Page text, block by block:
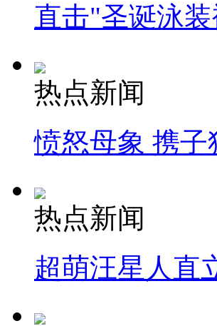
直击"圣诞泳
热点新闻
愤怒母象 携子
热点新闻
超萌汪星人直